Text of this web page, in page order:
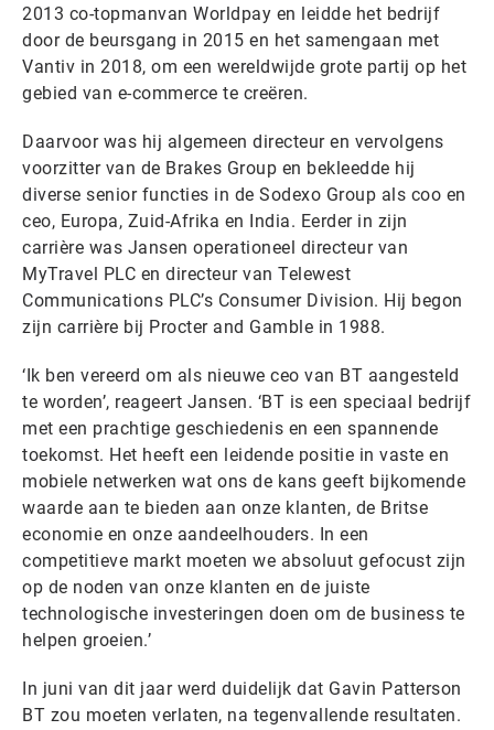
2013 co-topmanvan Worldpay en leidde het bedrijf
door de beursgang in 2015 en het samengaan met
Vantiv in 2018, om een wereldwijde grote partij op het
gebied van e-commerce te creëren.
Daarvoor was hij algemeen directeur en vervolgens
voorzitter van de Brakes Group en bekleedde hij
diverse senior functies in de Sodexo Group als coo en
ceo, Europa, Zuid-Afrika en India. Eerder in zijn
carrière was Jansen operationeel directeur van
MyTravel PLC en directeur van Telewest
Communications PLC’s Consumer Division. Hij begon
zijn carrière bij Procter and Gamble in 1988.
‘Ik ben vereerd om als nieuwe ceo van BT aangesteld
te worden’, reageert Jansen. ‘BT is een speciaal bedrijf
met een prachtige geschiedenis en een spannende
toekomst. Het heeft een leidende positie in vaste en
mobiele netwerken wat ons de kans geeft bijkomende
waarde aan te bieden aan onze klanten, de Britse
economie en onze aandeelhouders. In een
competitieve markt moeten we absoluut gefocust zijn
op de noden van onze klanten en de juiste
technologische investeringen doen om de business te
helpen groeien.’
In juni van dit jaar werd duidelijk dat Gavin Patterson
BT zou moeten verlaten, na tegenvallende resultaten.